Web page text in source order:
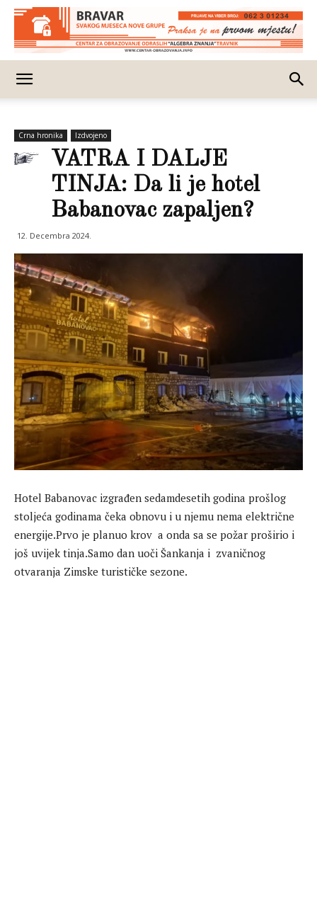
Crna hronika Izdvojeno
VATRA I DALJE
TINJA: Da li je hotel
Babanovac zapaljen?
12. Decembra 2024.
Hotel Babanovac izgrađen sedamdesetih godina prošlog
stoljeća godinama čeka obnovu i u njemu nema električne
energije.Prvo je planuo krov a onda sa se požar proširio i
još uvijek tinja.Samo dan uoči Šankanja i zvaničnog
otvaranja Zimske turističke sezone.